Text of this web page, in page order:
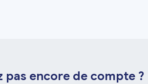
pas encore de compte ?